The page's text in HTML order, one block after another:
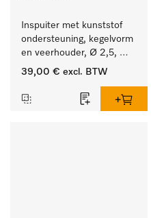
Inspuiter met kunststof
ondersteuning, kegelvorm
en veerhouder, Ø 2,5,
lengte 80 mm.
39,00 € excl. BTW